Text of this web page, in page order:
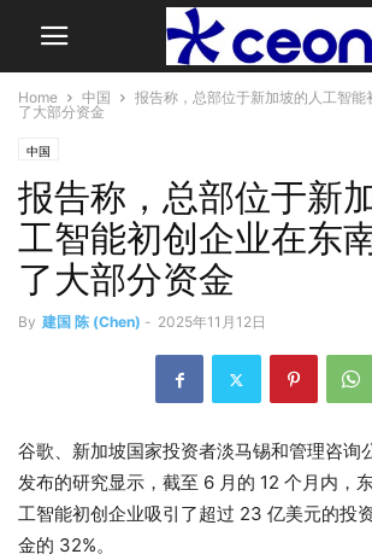
Home 中国
报告称，总部位于新加坡的人工智能
了大部分资金
中国
报告称，总部位于新
工智能初创企业在东
了大部分资金
By 建国 陈 (Chen) - 2025年11月12日
谷歌、新加坡国家投资者淡马锡和管理咨询
发布的研究显示，截至 6 月的 12 个月内，
工智能初创企业吸引了超过 23 亿美元的投
金的 32%。